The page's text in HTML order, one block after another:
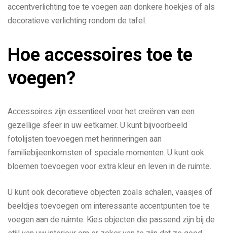
accentverlichting toe te voegen aan donkere hoekjes of als
decoratieve verlichting rondom de tafel.
Hoe accessoires toe te
voegen?
Accessoires zijn essentieel voor het creëren van een
gezellige sfeer in uw eetkamer. U kunt bijvoorbeeld
fotolijsten toevoegen met herinneringen aan
familiebijeenkomsten of speciale momenten. U kunt ook
bloemen toevoegen voor extra kleur en leven in de ruimte.
U kunt ook decoratieve objecten zoals schalen, vaasjes of
beeldjes toevoegen om interessante accentpunten toe te
voegen aan de ruimte. Kies objecten die passend zijn bij de